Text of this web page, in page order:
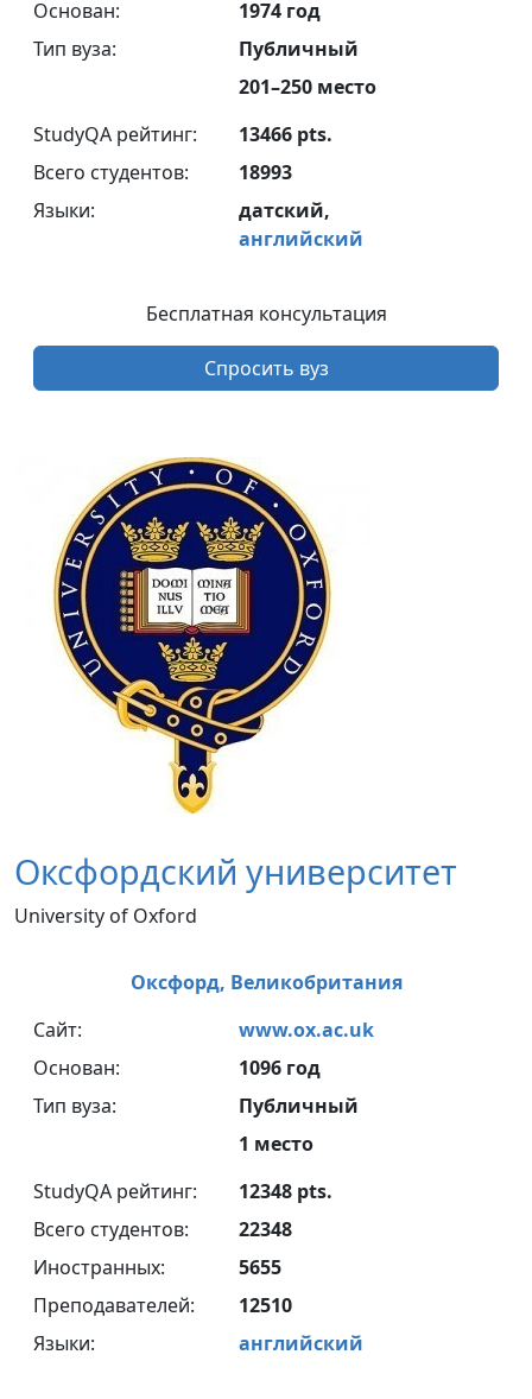
Основан:
1974 год
Тип вуза:
Публичный
201–250 место
StudyQA рейтинг:
13466 pts.
Всего студентов:
18993
Языки:
датский,
английский
Бесплатная консультация
Спросить вуз
Оксфордский университет
University of Oxford
Оксфорд, Великобритания
Сайт:
www.ox.ac.uk
Основан:
1096 год
Тип вуза:
Публичный
1 место
StudyQA рейтинг:
12348 pts.
Всего студентов:
22348
Иностранных:
5655
Преподавателей:
12510
Языки:
английский